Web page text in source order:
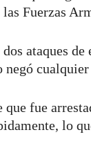
Fuerzas
ataques
negó
fue
lo